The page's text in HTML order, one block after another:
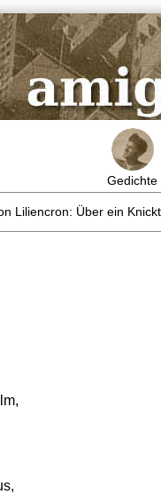
Gedichte
Liliencron: Über ein